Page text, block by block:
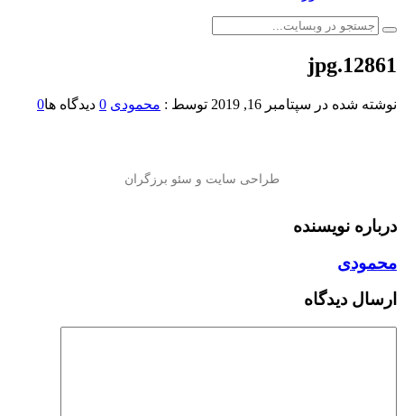
12861.jpg
نوشته شده در سپتامبر 16, 2019 توسط : محمودی 0 دیدگاه ها0
درباره نویسنده
محمودی
ارسال دیدگاه